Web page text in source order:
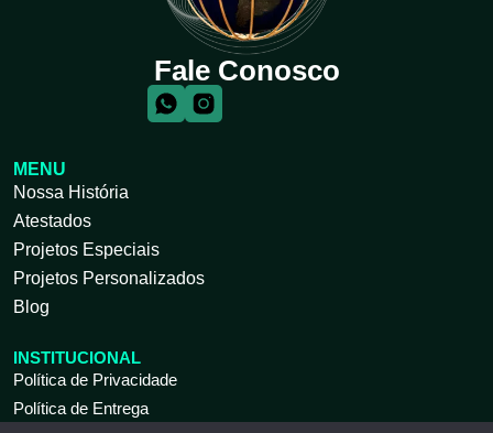
Fale Conosco
MENU
Nossa História
Atestados
Projetos Especiais
Projetos Personalizados
Blog
INSTITUCIONAL
Política de Privacidade
Política de Entrega